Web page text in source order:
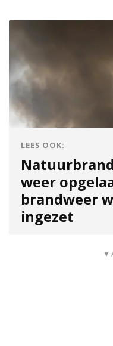
LEES OOK:
weer
brandweer
ingezet
▼